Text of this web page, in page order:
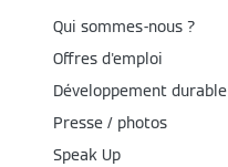
Qui sommes-nous ?
Offres d'emploi
Développement durable
Presse / photos
Speak Up